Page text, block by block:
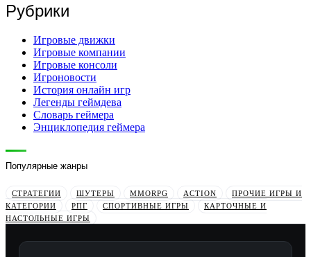
Рубрики
Игровые движки
Игровые компании
Игровые консоли
Игроновости
История онлайн игр
Легенды геймдева
Словарь геймера
Энциклопедия геймера
Популярные жанры
СТРАТЕГИИ ШУТЕРЫ MMORPG ACTION
ПРОЧИЕ ИГРЫ И
КАТЕГОРИИ
РПГ СПОРТИВНЫЕ ИГРЫ
КАРТОЧНЫЕ И
НАСТОЛЬНЫЕ ИГРЫ